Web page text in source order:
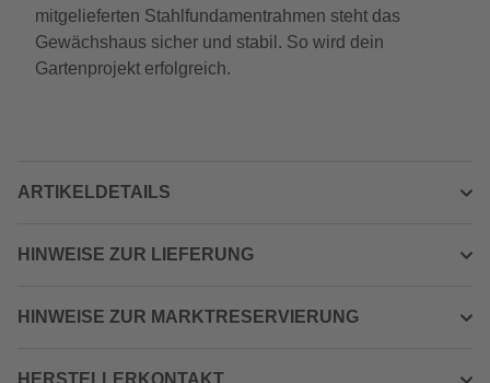
mitgelieferten Stahlfundamentrahmen steht das
Gewächshaus sicher und stabil. So wird dein
Gartenprojekt erfolgreich.
ARTIKELDETAILS
HINWEISE ZUR LIEFERUNG
HINWEISE ZUR MARKTRESERVIERUNG
HERSTELLERKONTAKT